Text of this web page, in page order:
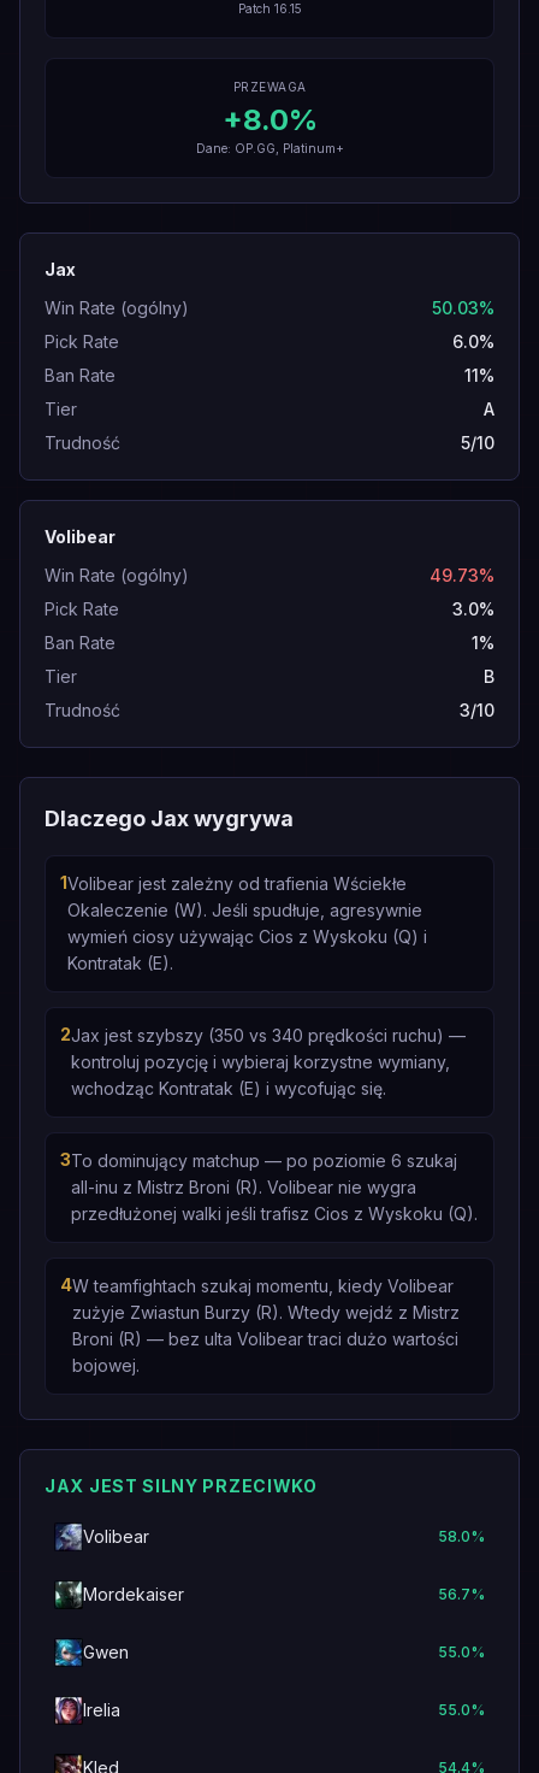
Patch 16.15
PRZEWAGA
+8.0%
Dane: OP.GG, Platinum+
Jax
Win Rate (ogólny)
50.03%
Pick Rate
6.0%
Ban Rate
11%
Tier
A
Trudność
5/10
Volibear
Win Rate (ogólny)
49.73%
Pick Rate
3.0%
Ban Rate
1%
Tier
B
Trudność
3/10
Dlaczego Jax wygrywa
1Volibear jest zależny od trafienia Wściekłe
Okaleczenie (W). Jeśli spudłuje, agresywnie
wymień ciosy używając Cios z Wyskoku (Q) i
Kontratak (E).
2Jax jest szybszy (350 vs 340 prędkości ruchu) —
kontroluj pozycję i wybieraj korzystne wymiany,
wchodząc Kontratak (E) i wycofując się.
3To dominujący matchup — po poziomie 6 szukaj
all-inu z Mistrz Broni (R). Volibear nie wygra
przedłużonej walki jeśli trafisz Cios z Wyskoku (Q).
4W teamfightach szukaj momentu, kiedy Volibear
zużyje Zwiastun Burzy (R). Wtedy wejdź z Mistrz
Broni (R) — bez ulta Volibear traci dużo wartości
bojowej.
JAX JEST SILNY PRZECIWKO
Volibear 58.0%
Mordekaiser 56.7%
Gwen 55.0%
Irelia 55.0%
Kled 54.4%